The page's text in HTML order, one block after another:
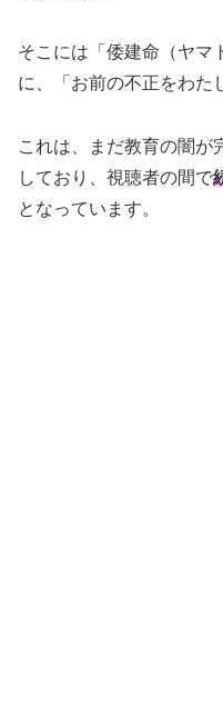
そこには「倭建命（ヤマ
に、「お前の不正をわた
これは、まだ教育の闇が
しており、視聴者の間で
となっています。